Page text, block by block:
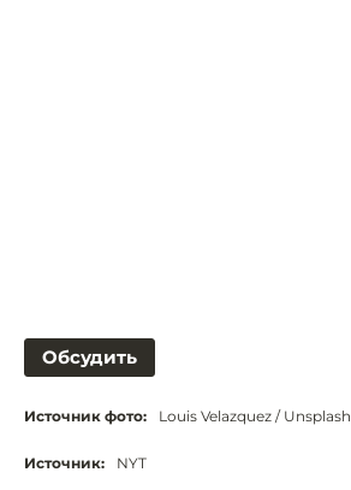
Обсудить
Источник фото: Louis Velazquez / Unsplash
Источник: NYT